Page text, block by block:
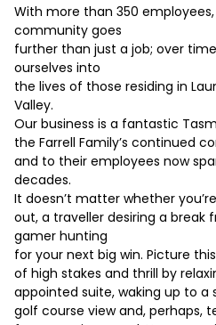
With more than 350
community goes
further than just a job; over
ourselves into
the lives of those residing in
Valley.
Our business is a fantastic
the Farrell Family’s continued
and to their employees now
decades.
It doesn’t matter whether
out, a traveller desiring a break
gamer hunting
for your next big win. Picture
of high stakes and thrill by
appointed suite, waking up to a
golf course view and, perhaps,